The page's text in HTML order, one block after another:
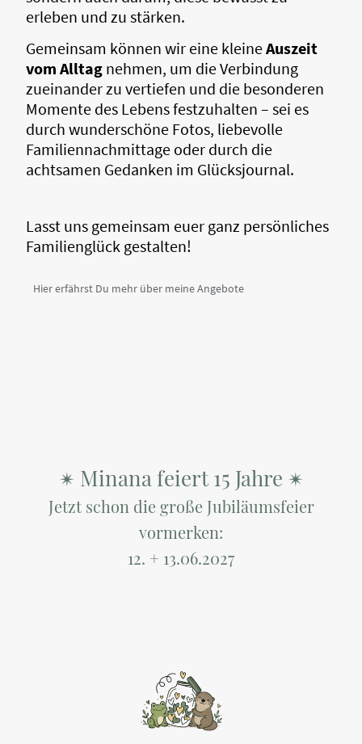
erleben und zu stärken.
Gemeinsam können wir eine kleineAuszeit
vom Alltag nehmen, um die Verbindung
zueinander zu vertiefen und die besonderen
Momente des Lebens festzuhalten – sei es
durch wunderschöne Fotos, liebevolle
Familiennachmittage oder durch die
achtsamen Gedanken im Glücksjournal.
Lasst uns gemeinsam euer ganz persönliches
Familienglück gestalten!
Hier erfährst Du mehr über meine Angebote
✴︎ Minana feiert 15 Jahre ✴︎
Jetzt schon die große Jubiläumsfeier
vormerken:
12. + 13.06.2027